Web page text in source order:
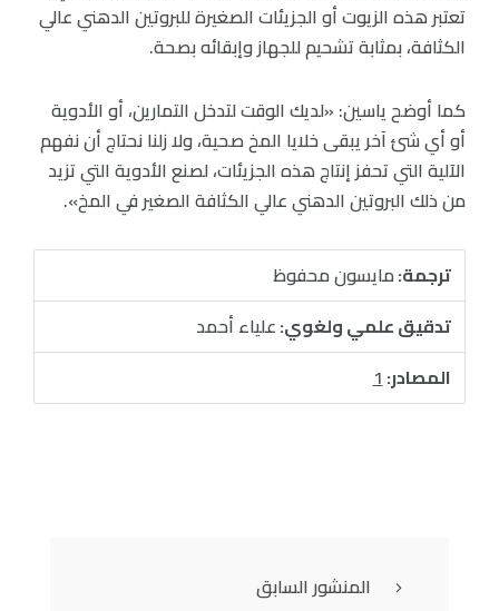
تعتبر هذه الزيوت أو الجزيئات الصغيرة للبروتين الدهني عالي
الكثافة، بمثابة تشحيم للجهاز وإبقائه بصحة.
كما أوضح ياسين: «لديك الوقت لتدخل التمارين، أو الأدوية
أو أي شئ آخر يبقى خلايا المخ صحية، ولا زلنا نحتاج أن نفهم
الآلية التي تحفز إنتاج هذه الجزيئات، لصنع الأدوية التي تزيد
من ذلك البروتين الدهني عالي الكثافة الصغير في المخ».
ترجمة:مايسون محفوظ
تدقيق علمي ولغوي:علياء أحمد
المصادر:1
المنشور السابق